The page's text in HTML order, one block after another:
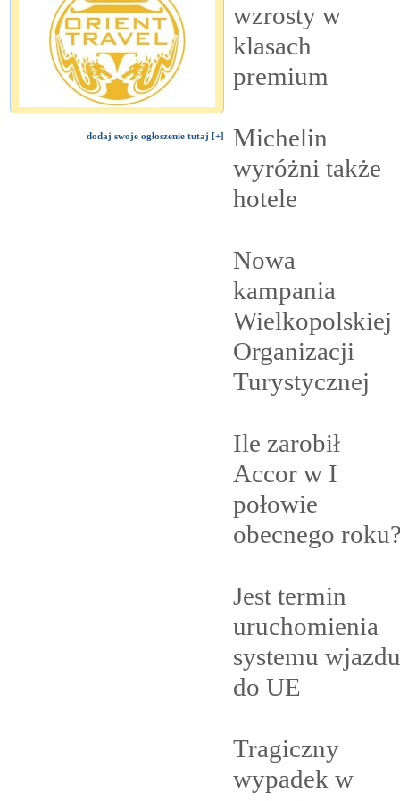
dodaj swoje ogłoszenie tutaj [+]
wzrosty w
klasach
premium
Michelin
wyróżni także
hotele
Nowa
kampania
Wielkopolskiej
Organizacji
Turystycznej
Ile zarobił
Accor w I
połowie
obecnego
Jest termin
uruchomienia
systemu wjazdu
do UE
Tragiczny
wypadek w